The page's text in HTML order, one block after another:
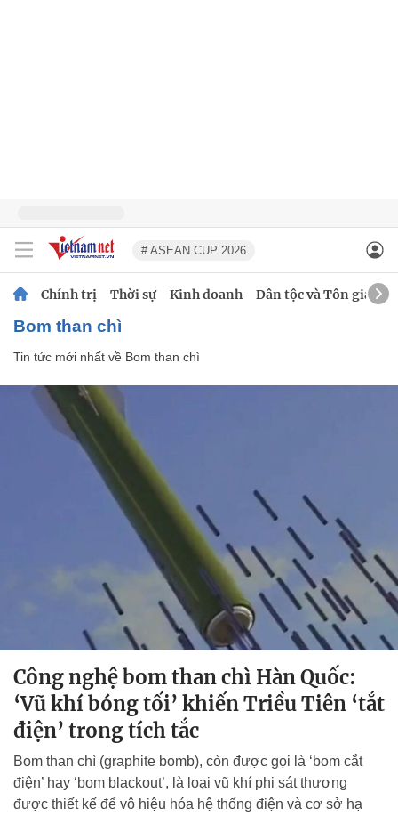
# ASEAN CUP 2026
Chính trị Thời sự Kinh doanh Dân tộc và Tôn giáo
Bom than chì
Tin tức mới nhất về Bom than chì
Công nghệ bom than chì Hàn Quốc:
‘Vũ khí bóng tối’ khiến Triều Tiên ‘tắt
điện’ trong tích tắc
Bom than chì (graphite bomb), còn được gọi là ‘bom cắt
điện’ hay ‘bom blackout’, là loại vũ khí phi sát thương
được thiết kế để vô hiệu hóa hệ thống điện và cơ sở hạ